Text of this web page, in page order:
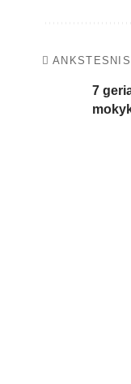
7